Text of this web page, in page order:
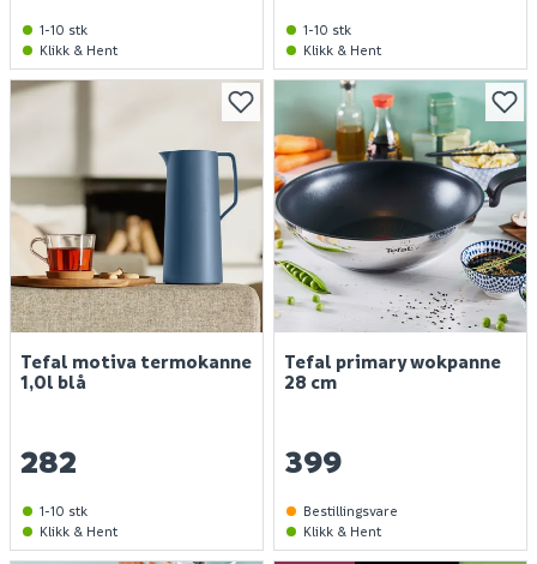
1-10 stk
Klikk & Hent
1-10 stk
Klikk & Hent
Tefal motiva termokanne
1,0l blå
282
1-10 stk
Klikk & Hent
Tefal primary wokpanne
28 cm
399
Bestillingsvare
Klikk & Hent